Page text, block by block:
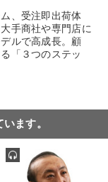
、受注即出荷体
手商社や専門店に
ルで高成長。顧
「３つのステッ
ます。